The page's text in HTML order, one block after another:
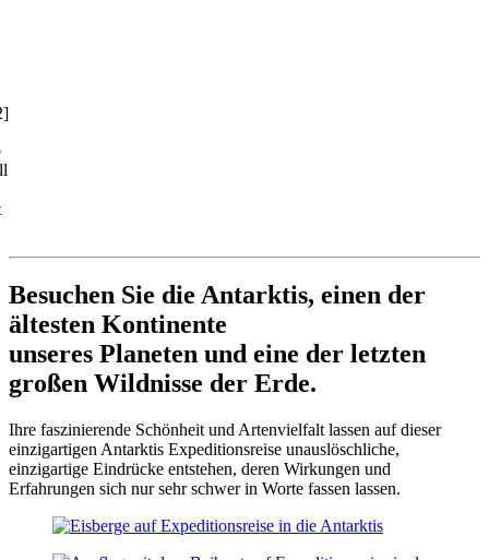
Besuchen Sie die Antarktis, einen der
ältesten Kontinente
unseres Planeten und eine der letzten
großen Wildnisse der Erde.
Ihre faszinierende Schönheit und Artenvielfalt lassen auf dieser
einzigartigen Antarktis Expeditionsreise unauslöschliche,
einzigartige Eindrücke entstehen, deren Wirkungen und
Erfahrungen sich nur sehr schwer in Worte fassen lassen.